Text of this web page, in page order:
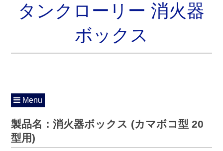
タンクローリー 消火器
ボックス
Menu
製品名：消火器ボックス (カマボコ型 20
型用)